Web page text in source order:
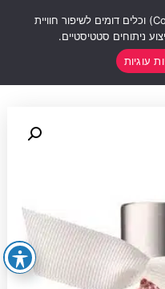
באתר נעשה שימוש בעוגיות (Cookies) וכלים דומים לשיפור חוויית
ניתוחים סטטיסטיים.
עוגיות